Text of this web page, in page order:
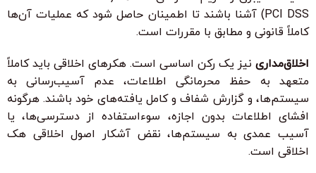
PCI DSS) آشنا باشند تا اطمینان حاصل شود که عملیات آن‌ها
کاملاً قانونی و مطابق با مقررات است.
اخلاق‌مداری نیز یک رکن اساسی است. هکرهای اخلاقی باید کاملاً
متعهد به حفظ محرمانگی اطلاعات، عدم آسیب‌رسانی به
سیستم‌ها، و گزارش شفاف و کامل یافته‌های خود باشند. هرگونه
افشای اطلاعات بدون اجازه، سوءاستفاده از دسترسی‌ها، یا
آسیب عمدی به سیستم‌ها، نقض آشکار اصول اخلاقی هک
اخلاقی است.